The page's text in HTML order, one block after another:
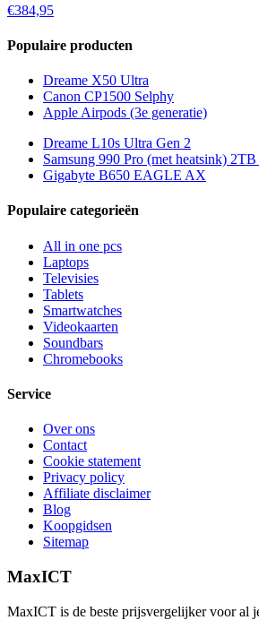
€384,95
Populaire producten
Dreame X50 Ultra
Canon CP1500 Selphy
Apple Airpods (3e generatie)
Dreame L10s Ultra Gen 2
Samsung 990 Pro (met heatsink)
Gigabyte B650 EAGLE AX
Populaire categorieën
All in one pcs
Laptops
Televisies
Tablets
Smartwatches
Videokaarten
Soundbars
Chromebooks
Service
Over ons
Contact
Cookie statement
Privacy policy
Affiliate disclaimer
Blog
Koopgidsen
Sitemap
MaxICT
MaxICT is de beste prijsvergelijker voor al